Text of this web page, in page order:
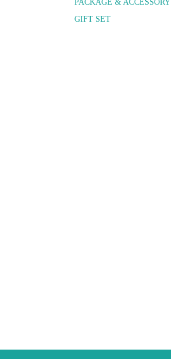
PACKAGE & ACCESSORY
GIFT SET